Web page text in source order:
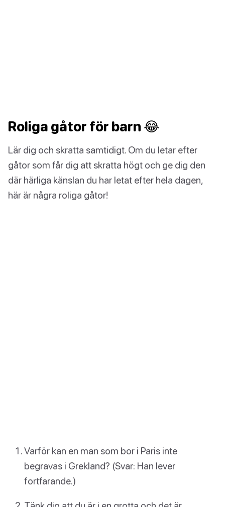
Roliga gåtor för barn 😂
Lär dig och skratta samtidigt. Om du letar efter
gåtor som får dig att skratta högt och ge dig den
där härliga känslan du har letat efter hela dagen,
här är några roliga gåtor!
Varför kan en man som bor i Paris inte
begravas i Grekland? (Svar: Han lever
fortfarande.)